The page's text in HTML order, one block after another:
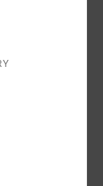
et au dos
biologique